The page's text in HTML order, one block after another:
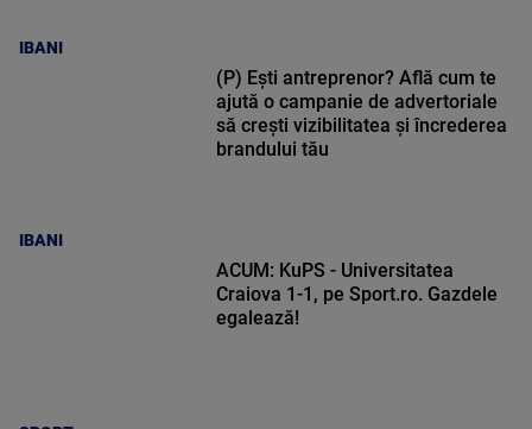
IBANI
IBANI
(P) Ești antreprenor? Află cum te
ajută o campanie de advertoriale
să crești vizibilitatea și încrederea
brandului tău
ACUM: KuPS - Universitatea
Craiova 1-1, pe Sport.ro. Gazdele
egalează!